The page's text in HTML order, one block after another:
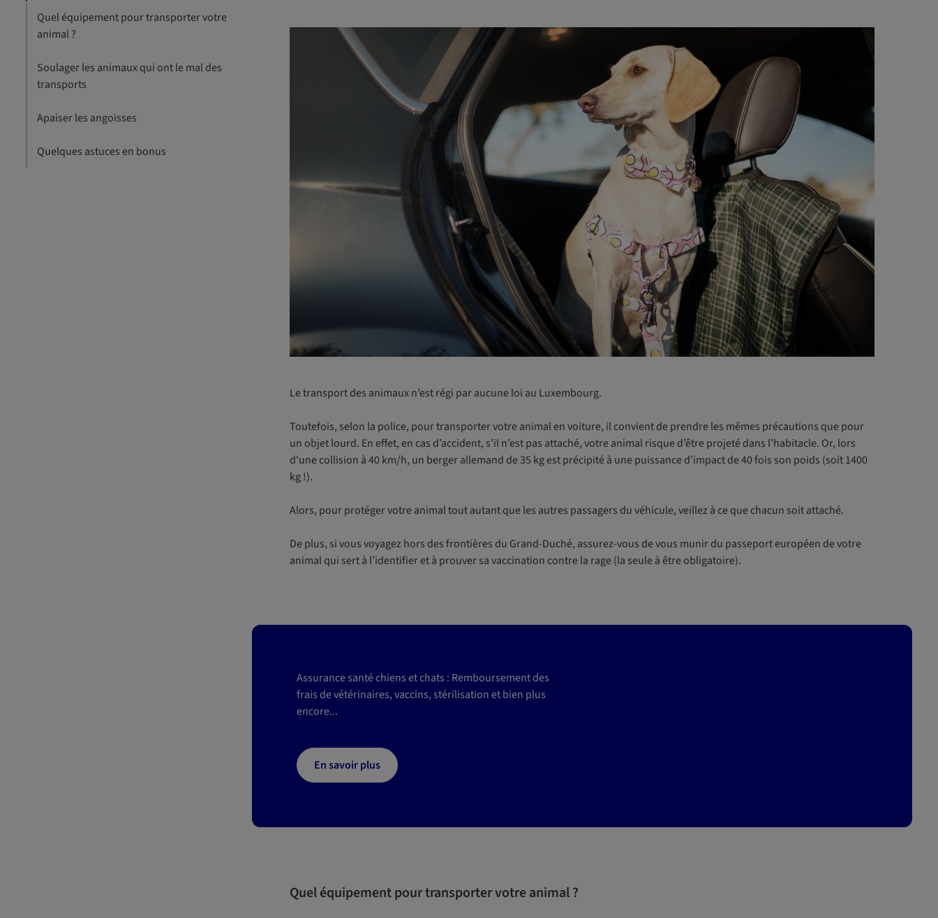
Quel équipement pour transporter votre
animal ?
Soulager les animaux qui ont le mal des
transports
Apaiser les angoisses
Quelques astuces en bonus
Le transport des animaux n’est régi par aucune loi au Luxembourg.
Toutefois, selon la police, pour transporter votre animal en voiture, il convient de prendre les mêmes précautions que pour
un objet lourd. En effet, en cas d’accident, s’il n’est pas attaché, votre animal risque d’être projeté dans l’habitacle. Or, lors
d'une collision à 40 km/h, un berger allemand de 35 kg est précipité à une puissance d'impact de 40 fois son poids (soit 1400
kg !).
Alors, pour protéger votre animal tout autant que les autres passagers du véhicule, veillez à ce que chacun soit attaché.
De plus, si vous voyagez hors des frontières du Grand-Duché, assurez-vous de vous munir du passeport européen de votre
animal qui sert à l’identifier et à prouver sa vaccination contre la rage (la seule à être obligatoire).
Assurance santé chiens et chats : Remboursement des
frais de vétérinaires, vaccins, stérilisation et bien plus
encore...
En savoir plus
Quel équipement pour transporter votre animal ?